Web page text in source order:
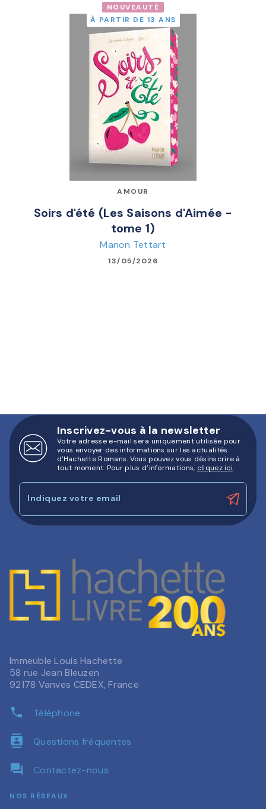
NOUVEAUTÉ
À PARTIR DE 13 ANS
AMOUR
Soirs d'été (Les Saisons d'Aimée -
tome 1)
Manon Tettart
13/05/2026
Inscrivez-vous à la newsletter
Votre adresse e-mail sera uniquement utilisée pour
vous envoyer des informations sur les actualités
d'Hachette Romans. Vous pouvez vous désinscrire à
tout moment. Pour plus d’informations, cliquez ici.
Indiquez votre email
Immeuble Louis Hachette
58 rue Jean Bleuzen
92178 Vanves CEDEX, France
phone Téléphone
contacts Questions fréquentes
question_answer Contactez-nous
NOS RÉSEAUX